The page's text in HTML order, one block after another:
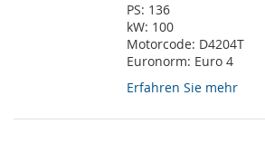
PS: 136
kW: 100
Motorcode: D4204T
Euronorm: Euro 4
Erfahren Sie mehr